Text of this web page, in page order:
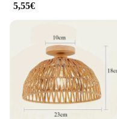
5,55€